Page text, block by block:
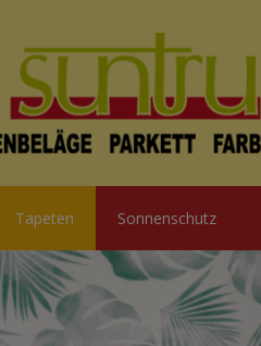
Tapeten Sonnenschutz